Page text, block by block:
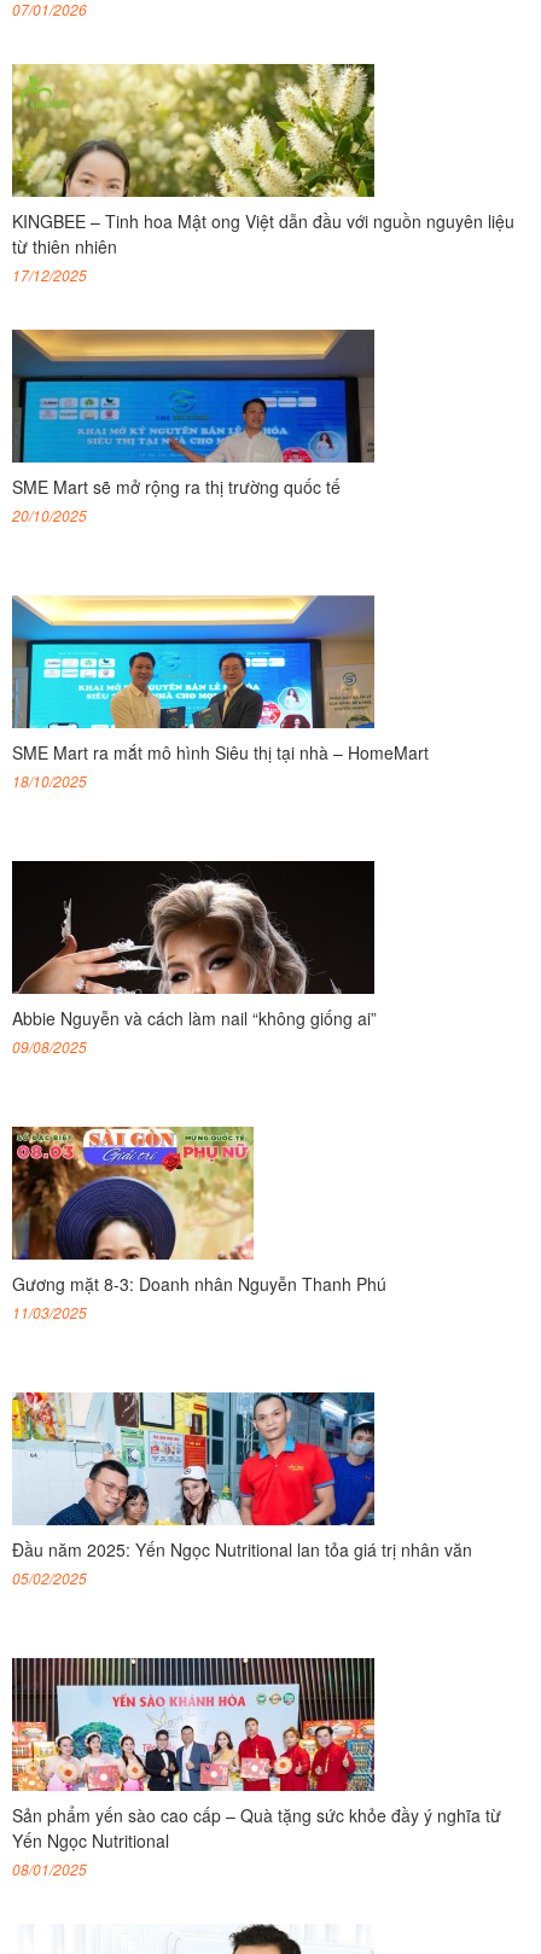
07/01/2026
KINGBEE – Tinh hoa Mật ong Việt dẫn đầu với nguồn nguyên liệu
từ thiên nhiên
17/12/2025
SME Mart sẽ mở rộng ra thị trường quốc tế
20/10/2025
SME Mart ra mắt mô hình Siêu thị tại nhà – HomeMart
18/10/2025
Abbie Nguyễn và cách làm nail “không giống ai”
09/08/2025
Gương mặt 8-3: Doanh nhân Nguyễn Thanh Phú
11/03/2025
Đầu năm 2025: Yến Ngọc Nutritional lan tỏa giá trị nhân văn
05/02/2025
Sản phẩm yến sào cao cấp – Quà tặng sức khỏe đầy ý nghĩa từ
Yến Ngọc Nutritional
08/01/2025